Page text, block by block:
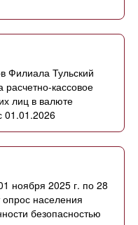
Филиала Тульский
кассовое
лиц в валюте
01.01.2026
ноября 2025 г. по 28
населения
безопасностью